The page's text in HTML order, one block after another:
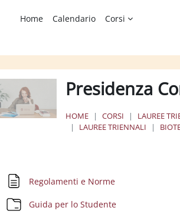
Home
Calendario Corsi
Presidenza
HOME CORSI LAUREE
LAUREE TRIENNALI
Schema della sezione
Regolamenti e NormePagina
Guida per lo StudenteCartella